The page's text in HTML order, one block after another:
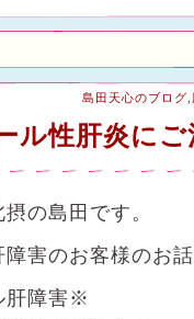
ル性肝炎にご
島田天心のブログ
の島田です。
害のお客様のお
肝障害※